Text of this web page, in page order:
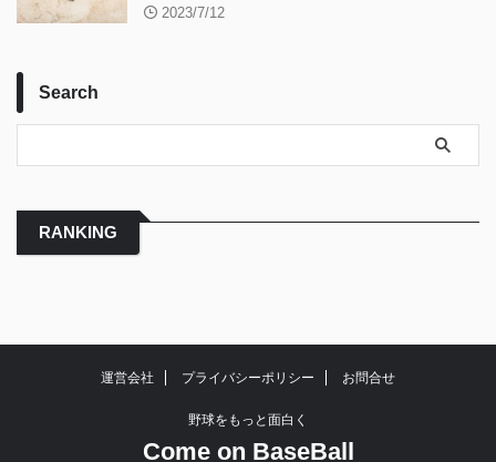
2023/7/12
Search
RANKING
運営会社 プライバシーポリシー お問合せ
野球をもっと面白く
Come on BaseBall